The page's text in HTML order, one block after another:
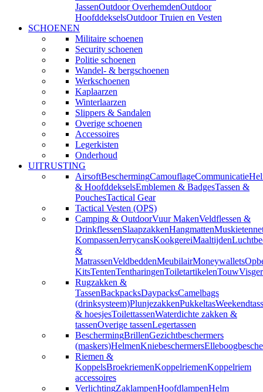
JassenOutdoor OverhemdenOutdoor
HoofddekselsOutdoor Truien en Vesten
SCHOENEN
Militaire schoenen
Security schoenen
Politie schoenen
Wandel- & bergschoenen
Werkschoenen
Kaplaarzen
Winterlaarzen
Slippers & Sandalen
Overige schoenen
Accessoires
Legerkisten
Onderhoud
UITRUSTING
AirsoftBeschermingCamouflageCommunicatie
& HoofddekselsEmblemen & BadgesTassen &
PouchesTactical Gear
Tactical Vesten (OPS)
Camping & OutdoorVuur MakenVeldflessen &
DrinkflessenSlaapzakkenHangmatten
KompassenJerrycansKookgereiMaaltijden
&
MatrassenVeldbeddenMeubilairMoneywallets
KitsTentenTentharingenToiletartikelenTouw
Rugzakken &
TassenBackpacksDaypacksCamelbags
(drinksysteem)PlunjezakkenPukkeltas
& hoesjesToilettassenWaterdichte zakken &
tassenOverige tassenLegertassen
BeschermingBrillenGezichtbeschermers
(maskers)HelmenKniebeschermers
Riemen &
KoppelsBroekriemenKoppelriemenKoppelriem
accessoires
VerlichtingZaklampenHoofdlampenHelm